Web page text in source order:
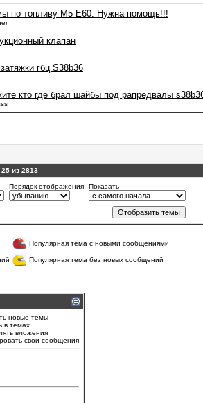
по топливу М5 Е60. Нужна помощь!!!
клапан
гбц S38b36
кто где брал шайбы под рапредвалы
из 2813
Порядок отображения Показать
Популярная тема с новыми сообщениями
Популярная тема без новых сообщений
новые темы
в темах
вложения
свои сообщения